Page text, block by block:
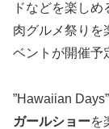
ドなどを楽しめ
肉グルメ祭りを
ベントが開催予
”Hawaiian Days”
ガールショーを